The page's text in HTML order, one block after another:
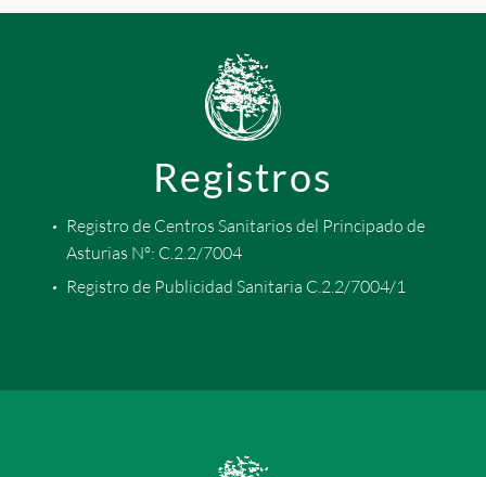
Registros
Registro de Centros Sanitarios del Principado de
Asturias Nº: C.2.2/7004
Registro de Publicidad Sanitaria C.2.2/7004/1